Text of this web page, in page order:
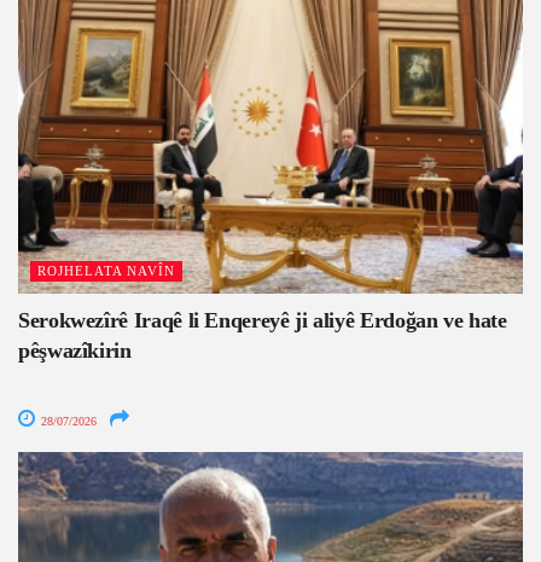
ROJHELATA NAVÎN
Serokwezîrê Iraqê li Enqereyê ji aliyê Erdoğan ve hate
pêşwazîkirin
28/07/2026